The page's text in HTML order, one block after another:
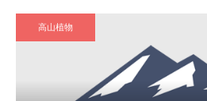
高山植物